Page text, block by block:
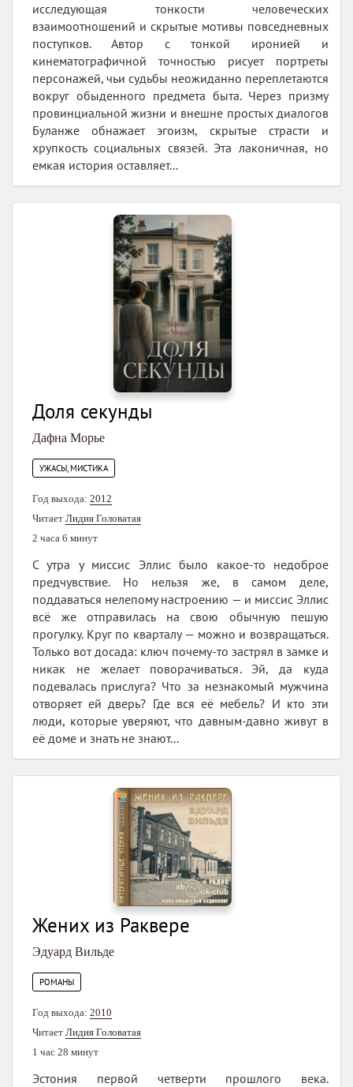
исследующая тонкости человеческих
взаимоотношений и скрытые мотивы повседневных
поступков. Автор с тонкой иронией и
кинематографичной точностью рисует портреты
персонажей, чьи судьбы неожиданно переплетаются
вокруг обыденного предмета быта. Через призму
провинциальной жизни и внешне простых диалогов
Буланже обнажает эгоизм, скрытые страсти и
хрупкость социальных связей. Эта лаконичная, но
емкая история оставляет...
Доля секунды
Дафна Морье
УЖАСЫ, МИСТИКА
Год выхода: 2012
Читает Лидия Головатая
2 часа 6 минут
С утра у миссис Эллис было какое-то недоброе
предчувствие. Но нельзя же, в самом деле,
поддаваться нелепому настроению — и миссис Эллис
всё же отправилась на свою обычную пешую
прогулку. Круг по кварталу — можно и возвращаться.
Только вот досада: ключ почему-то застрял в замке и
никак не желает поворачиваться. Эй, да куда
подевалась прислуга? Что за незнакомый мужчина
отворяет ей дверь? Где вся её мебель? И кто эти
люди, которые уверяют, что давным-давно живут в
её доме и знать не знают...
Жених из Раквере
Эдуард Вильде
РОМАНЫ
Год выхода: 2010
Читает Лидия Головатая
1 час 28 минут
Эстония первой четверти прошлого века.